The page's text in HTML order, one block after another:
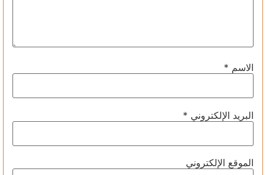
الاسم *
البريد الإلكتروني *
الموقع الإلكتروني